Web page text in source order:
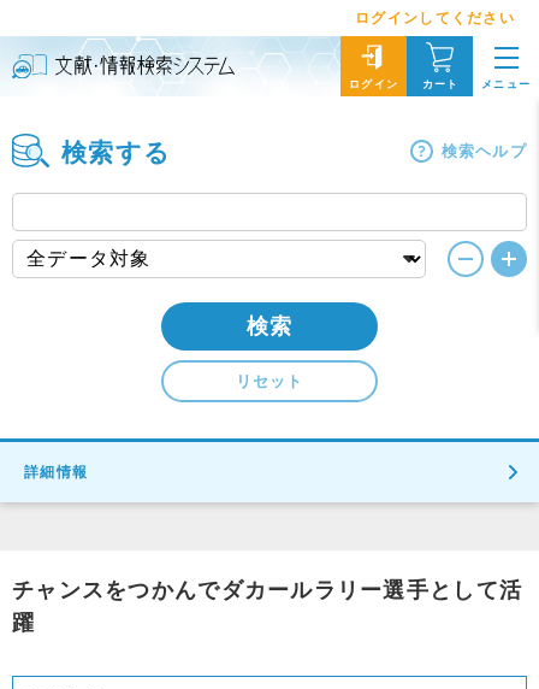
ログインしてください
ログイン カート メニュー
検索する 検索ヘルプ
検索
リセット
詳細情報
チャンスをつかんでダカールラリー選手として活
躍